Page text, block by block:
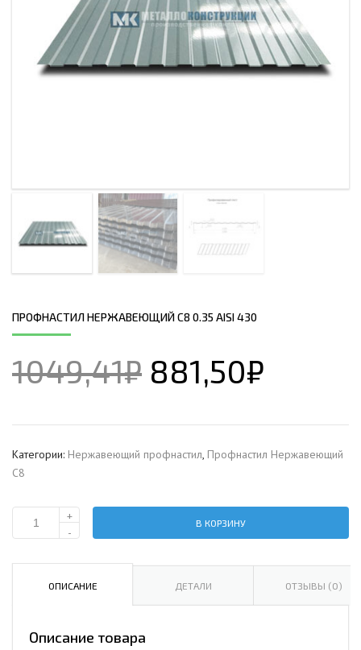
ПРОФНАСТИЛ НЕРЖАВЕЮЩИЙ С8 0.35 AISI 430
1049,41₽ 881,50₽
Категории: Нержавеющий профнастил Профнастил Hержавеющий
С8
Количество
нержавеющий
430
+
-
В КОРЗИНУ
ОПИСАНИЕ ДЕТАЛИ ОТЗЫВЫ (0)
Описание товара